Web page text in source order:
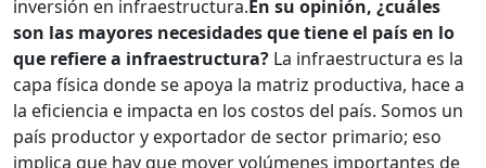
inversión en infraestructura.En su opinión, ¿cuáles
son las mayores necesidades que tiene el país en lo
que refiere a infraestructura? La infraestructura es la
capa física donde se apoya la matriz productiva, hace a
la eficiencia e impacta en los costos del país. Somos un
país productor y exportador de sector primario; eso
implica que hay que mover volúmenes importantes de